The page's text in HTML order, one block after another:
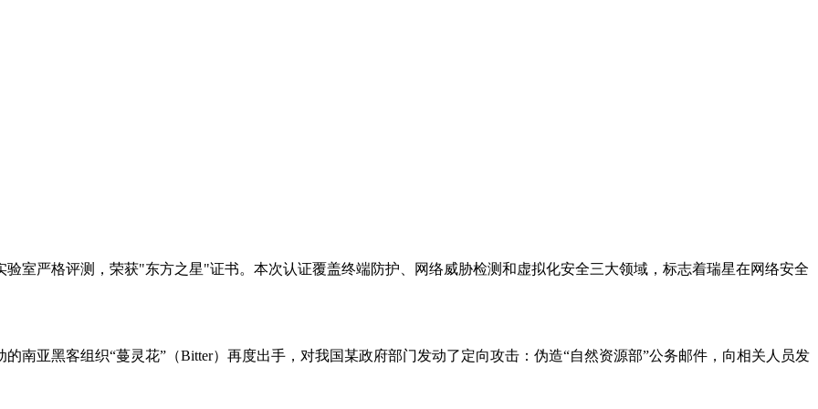
室严格评测，荣获"东方之星"证书。本次认证覆盖终端防护、网络威胁检测和虚拟化安全三大领域，标志着瑞星在网络安全
南亚黑客组织“蔓灵花”（Bitter）再度出手，对我国某政府部门发动了定向攻击：伪造“自然资源部”公务邮件，向相关人员发